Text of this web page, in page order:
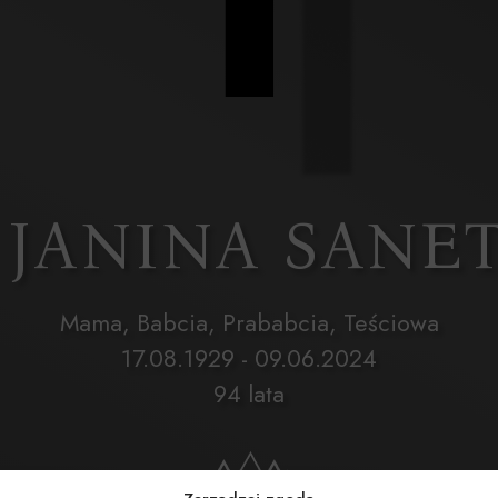
JANINA
Mama, Babcia, Prababcia, Teściowa
17.08.1929 - 09.06.2024
94 lata